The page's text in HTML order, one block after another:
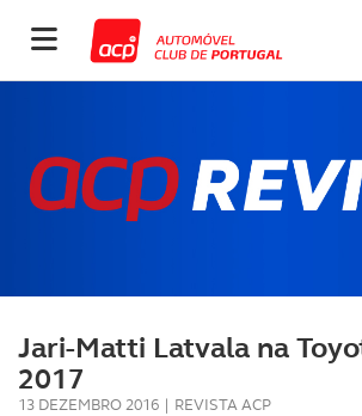
Jari-Matti Latvala na
2017
13 DEZEMBRO 2016 | REVISTA ACP